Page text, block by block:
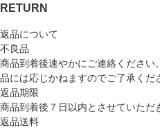
RETURN
返品について
不良品
商品到着後速やかにご連絡ください
品には応じかねますのでご了承くだ
返品期限
商品到着後７日以内とさせていただ
返品送料